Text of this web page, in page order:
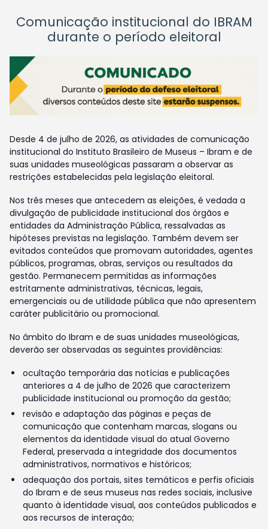
Comunicação institucional do IBRAM
durante o período eleitoral
Desde 4 de julho de 2026, as atividades de comunicação
institucional do Instituto Brasileiro de Museus – Ibram e de
suas unidades museológicas passaram a observar as
restrições estabelecidas pela legislação eleitoral.
Nos três meses que antecedem as eleições, é vedada a
divulgação de publicidade institucional dos órgãos e
entidades da Administração Pública, ressalvadas as
hipóteses previstas na legislação. Também devem ser
evitados conteúdos que promovam autoridades, agentes
públicos, programas, obras, serviços ou resultados da
gestão. Permanecem permitidas as informações
estritamente administrativas, técnicas, legais,
emergenciais ou de utilidade pública que não apresentem
caráter publicitário ou promocional.
No âmbito do Ibram e de suas unidades museológicas,
deverão ser observadas as seguintes providências:
ocultação temporária das notícias e publicações
anteriores a 4 de julho de 2026 que caracterizem
publicidade institucional ou promoção da gestão;
revisão e adaptação das páginas e peças de
comunicação que contenham marcas, slogans ou
elementos da identidade visual do atual Governo
Federal, preservada a integridade dos documentos
administrativos, normativos e históricos;
adequação dos portais, sites temáticos e perfis oficiais
do Ibram e de seus museus nas redes sociais, inclusive
quanto à identidade visual, aos conteúdos publicados e
aos recursos de interação;